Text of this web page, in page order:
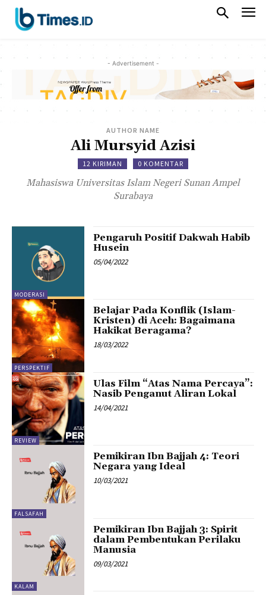
- Advertisement -
AUTHOR NAME
Ali Mursyid Azisi
12 KIRIMAN 0 KOMENTAR
Mahasiswa Universitas Islam Negeri Sunan Ampel
Surabaya
MODERASI
Pengaruh Positif Dakwah Habib
Husein
05/04/2022
PERSPEKTIF
Belajar Pada Konflik (Islam-
Kristen) di Aceh: Bagaimana
Hakikat Beragama?
18/03/2022
REVIEW
Ulas Film “Atas Nama Percaya”:
Nasib Penganut Aliran Lokal
14/04/2021
FALSAFAH
Pemikiran Ibn Bajjah 4: Teori
Negara yang Ideal
10/03/2021
KALAM
Pemikiran Ibn Bajjah 3: Spirit
dalam Pembentukan Perilaku
Manusia
09/03/2021